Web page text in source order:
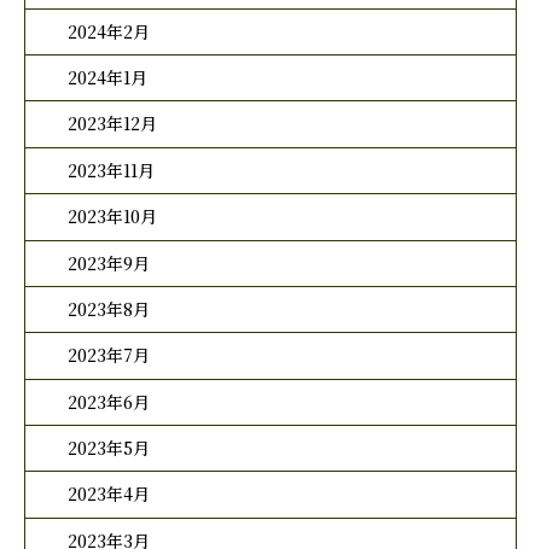
2024年2月
2024年1月
2023年12月
2023年11月
2023年10月
2023年9月
2023年8月
2023年7月
2023年6月
2023年5月
2023年4月
2023年3月